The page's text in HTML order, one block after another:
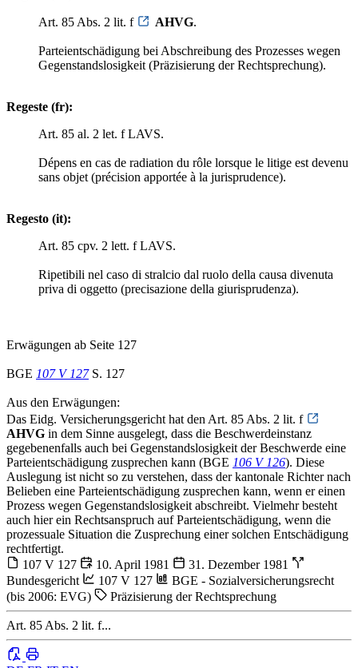
Art. 85 Abs. 2 lit. f AHVG.
Parteientschädigung bei Abschreibung des Prozesses wegen
Gegenstandslosigkeit (Präzisierung der Rechtsprechung).
Regeste (fr):
Art. 85 al. 2 let. f LAVS.
Dépens en cas de radiation du rôle lorsque le litige est devenu
sans objet (précision apportée à la jurisprudence).
Regesto (it):
Art. 85 cpv. 2 lett. f LAVS.
Ripetibili nel caso di stralcio dal ruolo della causa divenuta
priva di oggetto (precisazione della giurisprudenza).
Erwägungen ab Seite 127
BGE 107 V 127S. 127
Aus den Erwägungen:
Das Eidg. Versicherungsgericht hat den Art. 85 Abs. 2 lit. f
AHVG in dem Sinne ausgelegt, dass die Beschwerdeinstanz
gegebenenfalls auch bei Gegenstandslosigkeit der Beschwerde eine
Parteientschädigung zusprechen kann (BGE 106 V 126). Diese
Auslegung ist nicht so zu verstehen, dass der kantonale Richter nach
Belieben eine Parteientschädigung zusprechen kann, wenn er einen
Prozess wegen Gegenstandslosigkeit abschreibt. Vielmehr besteht
auch hier ein Rechtsanspruch auf Parteientschädigung, wenn die
prozessuale Situation die Zusprechung einer solchen Entschädigung
rechtfertigt.
107 V 127
10. April 1981
31. Dezember 1981
Bundesgericht
107 V 127
BGE - Sozialversicherungsrecht
(bis 2006: EVG)
Präzisierung der Rechtsprechung
Art. 85 Abs. 2 lit. f...